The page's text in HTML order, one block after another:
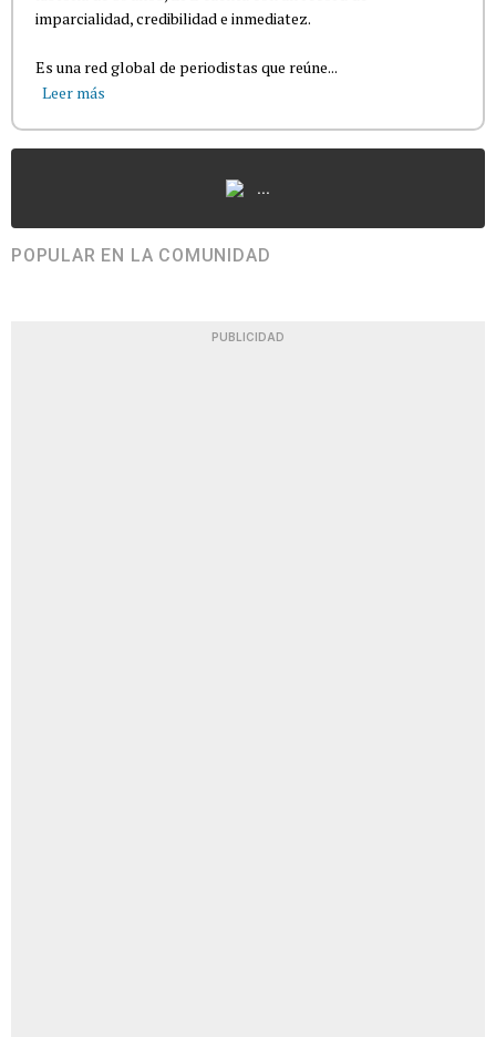
imparcialidad, credibilidad e inmediatez.
Es una red global de periodistas que reúne...
Leer más
...
POPULAR EN LA COMUNIDAD
PUBLICIDAD